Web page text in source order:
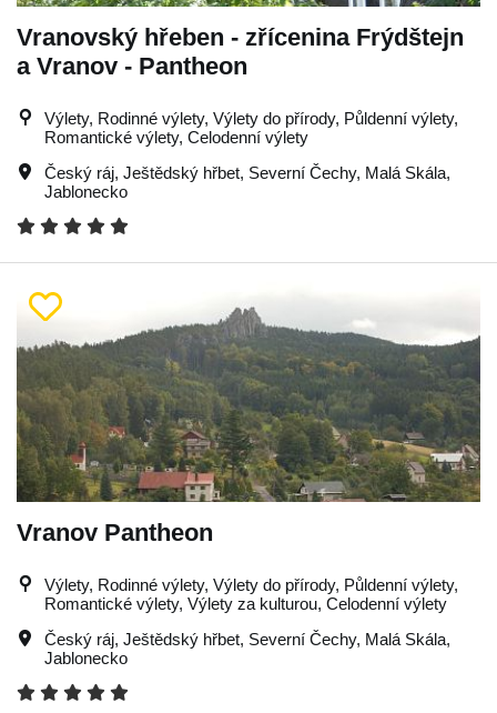
Vranovský hřeben - zřícenina Frýdštejn
a Vranov - Pantheon
Výlety, Rodinné výlety, Výlety do přírody, Půldenní výlety,
Romantické výlety, Celodenní výlety
Český ráj, Ještědský hřbet, Severní Čechy, Malá Skála,
Jablonecko
Vranov Pantheon
Výlety, Rodinné výlety, Výlety do přírody, Půldenní výlety,
Romantické výlety, Výlety za kulturou, Celodenní výlety
Český ráj, Ještědský hřbet, Severní Čechy, Malá Skála,
Jablonecko